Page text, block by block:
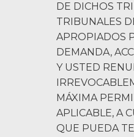
DE DICHOS
TRIBUNALES
APROPIADOS
DEMANDA,
Y USTED
MÁXIMA
APLICABLE, A
QUE PUEDA